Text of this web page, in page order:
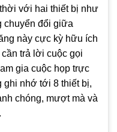
với hai thiết bị như
chuyển đổi giữa
này cực kỳ hữu ích
trả lời cuộc gọi
gia cuộc họp trực
ghi nhớ tới 8 thiết bị,
chóng, mượt mà và